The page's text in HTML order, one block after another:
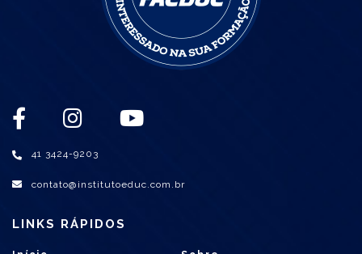
41 3424-9203
contato@institutoeduc.com.br
LINKS RÁPIDOS